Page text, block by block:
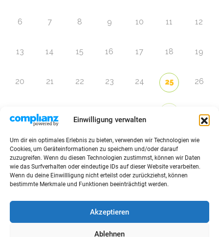
Einwilligung verwalten
Um dir ein optimales Erlebnis zu bieten, verwenden wir Technologien wie
Cookies, um Geräteinformationen zu speichern und/oder darauf
zuzugreifen. Wenn du diesen Technologien zustimmst, können wir Daten
wie das Surfverhalten oder eindeutige IDs auf dieser Website verarbeiten.
Wenn du deine Einwillligung nicht erteilst oder zurückziehst, können
bestimmte Merkmale und Funktionen beeinträchtigt werden.
Akzeptieren
Ablehnen
6 7 8 9 10 11 12
13 14 15 16 17 18 19
20 21 22 23 24 25 26
Zur Eventübersicht